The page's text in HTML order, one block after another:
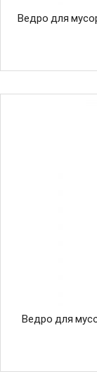
Ведро для
Ведро для